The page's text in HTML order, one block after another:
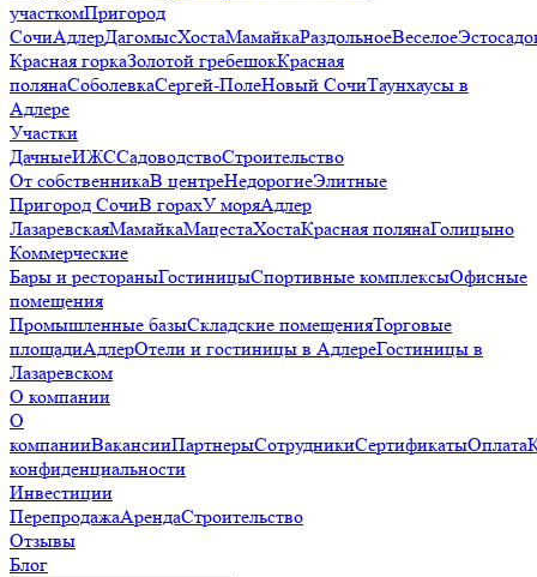
участкомПригород
СочиАдлерДагомысХостаМамайкаРаздольноеВеселое
Красная горкаЗолотой гребешокКрасная
полянаСоболевкаСергей-ПолеНовый СочиТаунхаусы в
Адлере
Участки
ДачныеИЖССадоводствоСтроительство
От собственникаВ центреНедорогиеЭлитные
Пригород СочиВ горахУ моряАдлер
ЛазаревскаяМамайкаМацестаХостаКрасная полянаГолицыно
Коммерческие
Бары и рестораныГостиницыСпортивные комплексыОфисные
помещения
Промышленные базыСкладские помещенияТорговые
площадиАдлерОтели и гостиницы в АдлереГостиницы в
Лазаревском
О компании
О
компанииВакансииПартнерыСотрудникиСертификатыОплата
конфиденциальности
Инвестиции
ПерепродажаАрендаСтроительство
Отзывы
Блог